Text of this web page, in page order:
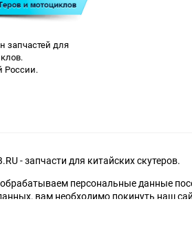
запчастей для
России.
- запчасти для китайских скутеров.
персональные данные
вам необходимо покинуть наш